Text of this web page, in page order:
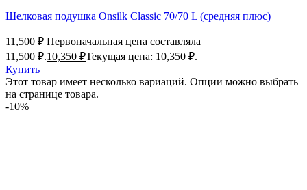
Шелковая подушка Onsilk Classic 70/70 L (средняя плюс)
11,500₽ Первоначальная цена составляла
11,500 ₽.10,350 ₽Текущая цена: 10,350 ₽.
Купить
Этот товар имеет несколько вариаций. Опции можно выбрать
на странице товара.
-10%